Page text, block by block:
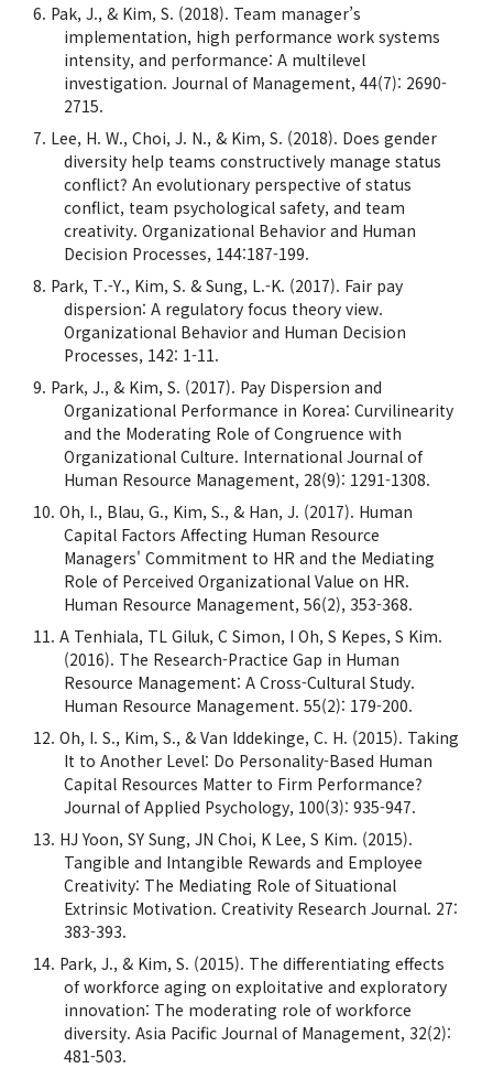
Pak, J., & Kim, S. (2018). Team manager’s
implementation, high performance work systems
intensity, and performance: A multilevel
investigation. Journal of Management, 44(7): 2690-
2715.
Lee, H. W., Choi, J. N., & Kim, S. (2018). Does gender
diversity help teams constructively manage status
conflict? An evolutionary perspective of status
conflict, team psychological safety, and team
creativity. Organizational Behavior and Human
Decision Processes, 144:187-199.
Park, T.-Y., Kim, S. & Sung, L.-K. (2017). Fair pay
dispersion: A regulatory focus theory view.
Organizational Behavior and Human Decision
Processes, 142: 1-11.
Park, J., & Kim, S. (2017). Pay Dispersion and
Organizational Performance in Korea: Curvilinearity
and the Moderating Role of Congruence with
Organizational Culture. International Journal of
Human Resource Management, 28(9): 1291-1308.
Oh, I., Blau, G., Kim, S., & Han, J. (2017). Human
Capital Factors Affecting Human Resource
Managers' Commitment to HR and the Mediating
Role of Perceived Organizational Value on HR.
Human Resource Management, 56(2), 353-368.
A Tenhiala, TL Giluk, C Simon, I Oh, S Kepes, S Kim.
(2016). The Research-Practice Gap in Human
Resource Management: A Cross-Cultural Study.
Human Resource Management. 55(2): 179-200.
Oh, I. S., Kim, S., & Van Iddekinge, C. H. (2015). Taking
It to Another Level: Do Personality-Based Human
Capital Resources Matter to Firm Performance?
Journal of Applied Psychology, 100(3): 935-947.
HJ Yoon, SY Sung, JN Choi, K Lee, S Kim. (2015).
Tangible and Intangible Rewards and Employee
Creativity: The Mediating Role of Situational
Extrinsic Motivation. Creativity Research Journal. 27:
383-393.
Park, J., & Kim, S. (2015). The differentiating effects
of workforce aging on exploitative and exploratory
innovation: The moderating role of workforce
diversity. Asia Pacific Journal of Management, 32(2):
481-503.